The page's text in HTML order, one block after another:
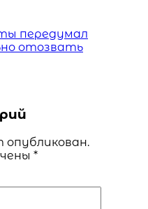
передумал
отозвать
*